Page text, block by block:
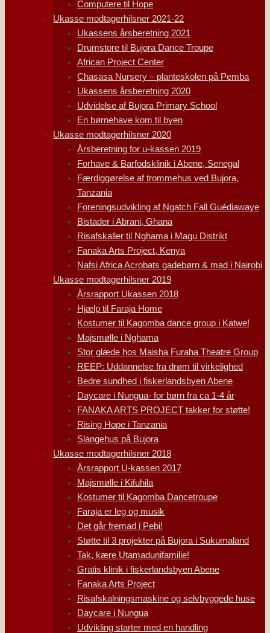
Computere til Hope
Ukasse modtagerhilsner 2021-22
Ukassens årsberetning 2021
Drumstore til Bujora Dance Troupe
African Project Center
Chasasa Nursery – planteskolen på Pemba
Ukassens årsberetning 2020
Udvidelse af Bujora Primary School
En børnehave kom til byen
Ukasse modtagerhilsner 2020
Årsberetning for u-kassen 2019
Forhave & Barfodsklinik i Abene, Senegal
Færdiggørelse af trommehus ved Bujora,
Tanzania
Foreningsudvikling af Ngatch Fall Guédiawaye
Bistader i Abrani, Ghana
Risafskaller til Nghama i Magu Distrikt
Fanaka Arts Project, Kenya
Nafsi Africa Acrobats gadebørn & mad i Nairobi
Ukasse modtagerhilsner 2019
Årsrapport Ukassen 2018
Hjælp til Faraja Home
Kostumer til Kagomba dance group i Katwe!
Majsmølle i Nghama
Stor glæde hos Maisha Furaha Theatre Group
REEP: Uddannelse fra drøm til virkelighed
Bedre sundhed i fiskerlandsbyen Abene
Daycare i Nungua- for børn fra ca 1-4 år
FANAKA ARTS PROJECT takker for støtte!
Rising Hope i Tanzania
Slangehus på Bujora
Ukasse modtagerhilsner 2018
Årsrapport U-kassen 2017
Majsmølle i Kifuhila
Kostumer til Kagomba Dancetroupe
Faraja er leg og musik
Det går fremad i Pebi!
Støtte til 3 projekter på Bujora i Sukumaland
Tak, kære Utamadunifamilie!
Gratis klinik i fiskerlandsbyen Abene
Fanaka Arts Project
Risafskalningsmaskine og selvbyggede huse
Daycare i Nungua
Udvikling starter med en handling